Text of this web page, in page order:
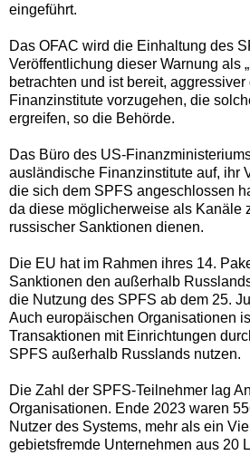
eingeführt.
Das OFAC wird die Einhaltung des
Veröffentlichung dieser Warnung als
betrachten und ist bereit,
Finanzinstitute vorzugehen, die
ergreifen, so die Behörde.
Das Büro des US-
ausländische Finanzinstitute auf, ihr
die sich dem SPFS angeschlossen
da diese möglicherweise als Kanäle
russischer Sanktionen dienen.
Die EU hat im Rahmen ihres 14.
Sanktionen den außerhalb
die Nutzung des SPFS ab dem 25.
Auch europäischen Organisationen
Transaktionen mit Einrichtungen
SPFS außerhalb Russlands nutzen.
Die Zahl der SPFS-Teilnehmer lag
Organisationen. Ende 2023 waren
Nutzer des Systems, mehr als ein
gebietsfremde Unternehmen aus 20